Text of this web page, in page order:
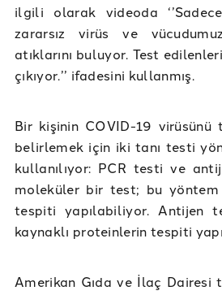
ilgili olarak videoda
zararsız virüs ve
atıklarını buluyor. Test
çıkıyor.’’ ifadesini kullanmış.
Bir kişinin COVID-19 virüsünü
belirlemek için iki tanı testi
kullanılıyor: PCR testi ve
moleküler bir test; bu
tespiti yapılabiliyor. Antijen
kaynaklı proteinlerin tespiti
Amerikan Gıda ve İlaç